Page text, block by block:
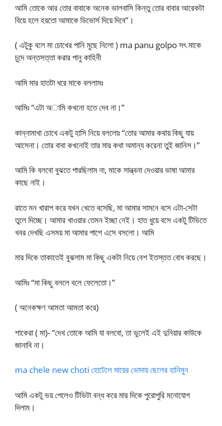
আমি তোকে আর তোর বাবাকে অনেক ভালবাসি কিন্তু তোর বাবার আরেকটা
বিয়ে হলে হয়তো আমাকে ডিভোর্স দিয়ে দিবে”।
( এটুকু বলে মা চোখের পানি মুছে নিলো ) ma panu golpo সৎ মাকে
চুদে অন্তসত্তা করার পানু কাহিনী
আমি মার হাতটা ধরে মাকে বললামঃ
আমিঃ “এটা অামি কখনো হতে দেব না।”
কান্নামাখা চোখে একটু হাসি নিয়ে বললোঃ “তোর আমার কথায় কিছু যায়
আসেনা। তোর বাবা কখনোই তার মার কথা অমান্য করেনা তুই জানিস।”
আমি কি বলবো বুঝতে পারছিলাম না, মাকে সান্ত্বনা দেওয়ার ভাষা আমার
কাছে নাই।
রাতে মন খারাপ করে যখন খেতে বসেছি, মা আমার সামনে বসে এটা-সেটা
তুলে দিচ্ছে। আমার খাওয়ার তেমন ইচ্ছা নেই। হাত ধুয়ে বসে একটু টিভিতে
খবর দেখছি এসময় মা আমার পাশে এসে বসলো। আমি
মার দিকে তাকাতেই বুঝলাম মা কিছু একটা নিয়ে বেশ ইতস্তত বোধ করছে।
আমিঃ “মা কিছু বললে বলে ফেলেতো।”
( অনেকক্ষণ আমতা আমতা করে)
শাকেরা ( মা)- “দেখ তোকে আমি যা বলবো, তা ভুলেই এই দুনিয়ার কাউকে
জানাবি না।
ma chele new choti হোটেলে মায়ের ভোদায় ছেলের হানিমুন
আমি একটু ভয় পেলেও টিভিটা বন্ধ করে মার দিকে পুরোপুরি মনোযোগ
দিলাম।